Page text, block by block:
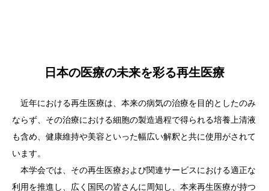
日本の医療の未来を彩る再生医療
近年における再生医療は、本来の病気の治療を目的としたのみ
ならず、その治療における細胞の製造過程で得られる培養上清液
も含め、健康維持や美容といった幅広い解釈と共に使用がされて
います。
本学会では、その再生医療および関連サービスにおける適正な
利用を推進し、広く国民の皆さんに周知し、本来再生医療が持つ